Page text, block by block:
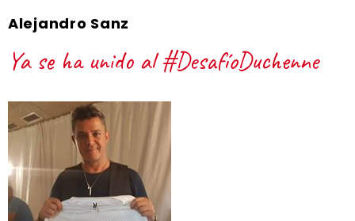
Alejandro Sanz
Ya se ha unido al #DesafíoDuchenne